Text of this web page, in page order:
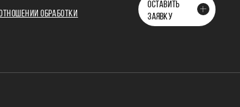
ОБРАБОТКИ
ОСТАВИТЬ
ЗАЯВКУ